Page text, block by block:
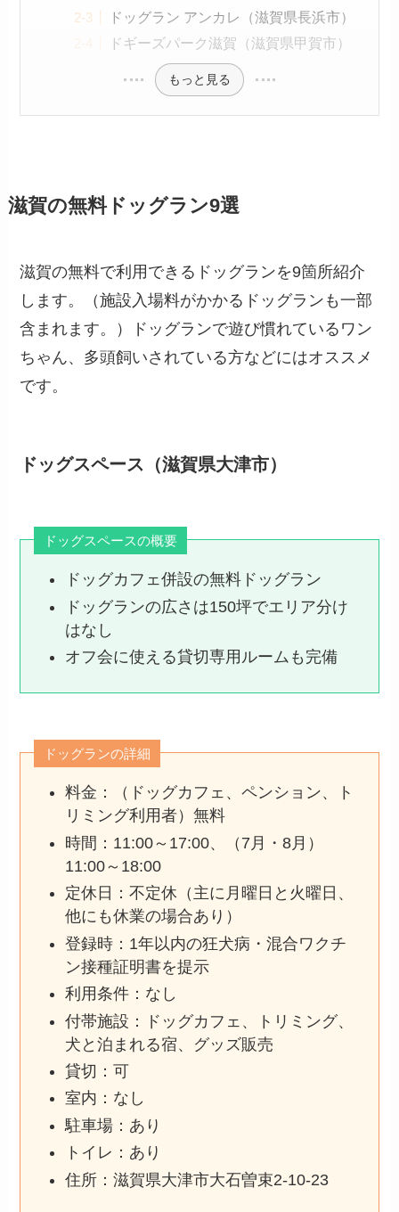
ドッグラン アンカレ（滋賀県長浜市）
ドギーズパーク滋賀（滋賀県甲賀市）
もっと見る
滋賀の無料ドッグラン9選
滋賀の無料で利用できるドッグランを9箇所紹介
します。（施設入場料がかかるドッグランも一部
含まれます。）ドッグランで遊び慣れているワン
ちゃん、多頭飼いされている方などにはオススメ
です。
ドッグスペース（滋賀県大津市）
ドッグスペースの概要
ドッグカフェ併設の無料ドッグラン
ドッグランの広さは150坪でエリア分け
はなし
オフ会に使える貸切専用ルームも完備
ドッグランの詳細
料金：（ドッグカフェ、ペンション、ト
リミング利用者）無料
時間：11:00～17:00、（7月・8月）
11:00～18:00
定休日：不定休（主に月曜日と火曜日、
他にも休業の場合あり）
登録時：1年以内の狂犬病・混合ワクチ
ン接種証明書を提示
利用条件：なし
付帯施設：ドッグカフェ、トリミング、
犬と泊まれる宿、グッズ販売
貸切：可
室内：なし
駐車場：あり
トイレ：あり
住所：滋賀県大津市大石曽束2-10-23